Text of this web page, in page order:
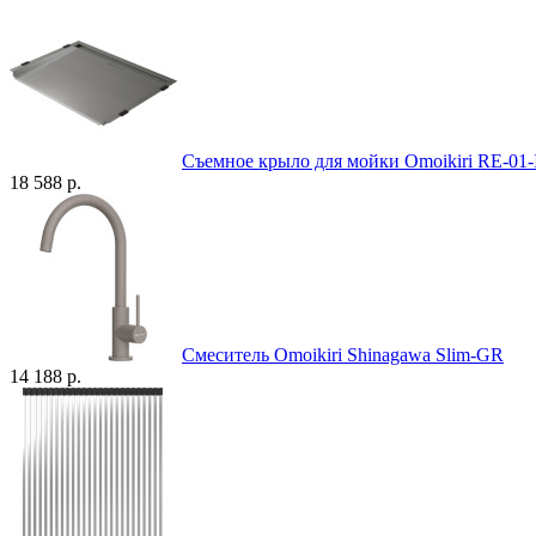
Съемное крыло для мойки Omoikiri RE-
18 588 р.
Смеситель Omoikiri Shinagawa Slim-GR
14 188 р.